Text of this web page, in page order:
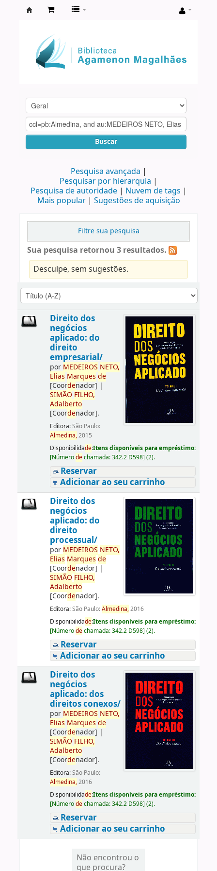
Agamenon
Magalhães
Buscar
Pesquisa avançada
Pesquisar por hierarquia
Pesquisa de autoridade
Nuvem de tags
Mais popular
Sugestões de aquisição
Filtre sua pesquisa
Sua pesquisa retornou 3 resultados.
Desculpe, sem sugestões.
Direito dos
negócios
aplicado: do
direito
empresarial/
por MEDEIROS NETO,
Elias Marques de
[Coordenador] |
SIMÃO FILHO,
Adalberto
[Coordenador].
Editora:São Paulo:
Almedina,2015
Disponibilidade:Itens disponíveis para empréstimo:
[Númerodechamada:342.2 D598] (2).
Reservar
Adicionar ao seu carrinho
Direito dos
negócios
aplicado: do
direito
processual/
por MEDEIROS NETO,
Elias Marques de
[Coordenador] |
SIMÃO FILHO,
Adalberto
[Coordenador].
Editora:São Paulo:Almedina,2016
Disponibilidade:Itens disponíveis para empréstimo:
[Númerodechamada:342.2 D598] (2).
Reservar
Adicionar ao seu carrinho
Direito dos
negócios
aplicado: dos
direitos conexos/
por MEDEIROS NETO,
Elias Marques de
[Coordenador] |
SIMÃO FILHO,
Adalberto
[Coordenador].
Editora:São Paulo:
Almedina,2016
Disponibilidade:Itens disponíveis para empréstimo:
[Númerodechamada:342.2 D598] (2).
Reservar
Adicionar ao seu carrinho
Não encontrou o
que procura?